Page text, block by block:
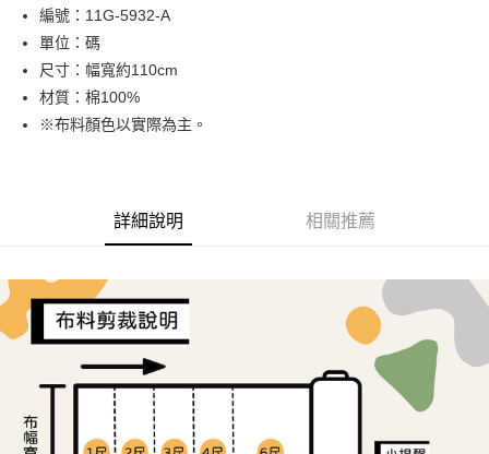
Apple Pay
街口支付
Google Pay
大哥付你分期
2.付款方式選擇「大哥付你分期」，訂單成立後會自動跳轉到大哥付的交易
流程，驗證手機門號後，選擇欲分期的期數、繳款截止日，確認付款後即完
3.實際核准額度、可分期數及費用金額請依後續交易確認頁面所載為準。
4.訂單成立30分鐘內，如未前往確認交易或遇審核未通過，訂單將自動取
消。如遇「轉專審核」未通過狀況，表示未達大哥付你分期系統評分，恕無
法說明評估內容。
1.分期款項不併入電信帳單，「大哥付你分期」於每月結算日後寄送繳費提
2.透過簡訊連結打開帳單後，可選擇「超商條碼／台灣大直營門市／銀行轉
帳／街口支付／iPASS MONEY」等通路繳費。
全家取貨付款
每筆NT$65，滿NT$1,500(含以上)免運費
每筆NT$65，滿NT$1,500(含以上)免運費
宅配
編號：11G-5932-A
單位：碼
尺寸：幅寬約110cm
材質：棉100%
※布料顏色以實際為主。
詳細說明 相關推薦